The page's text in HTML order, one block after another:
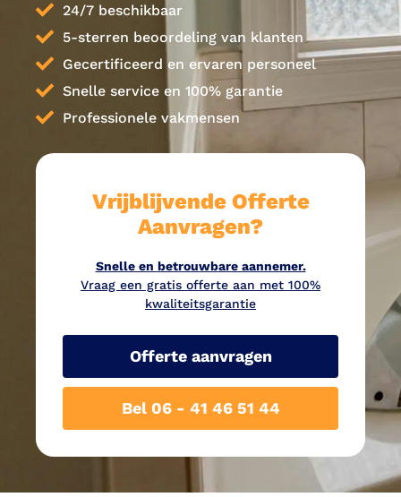
24/7 beschikbaar
5-sterren beoordeling van klanten
Gecertificeerd en ervaren personeel
Snelle service en 100% garantie
Professionele vakmensen
Vrijblijvende Offerte
Aanvragen?
Snelle en betrouwbare aannemer.
Vraag een gratis offerte aan met 100%
kwaliteitsgarantie
Offerte aanvragen
Bel 06 - 41 46 51 44